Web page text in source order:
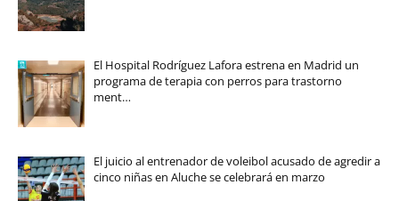
El Hospital Rodríguez Lafora estrena en Madrid un
programa de terapia con perros para trastorno
ment…
El juicio al entrenador de voleibol acusado de agredir a
cinco niñas en Aluche se celebrará en marzo